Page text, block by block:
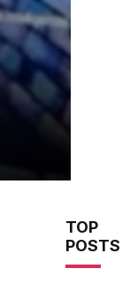
TOP
POSTS